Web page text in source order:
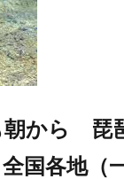
朝から 琵
国各地（